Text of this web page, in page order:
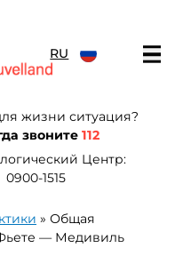
RU
жизни ситуация?
звоните112
Центр:
0900-1515
» Общая
— Медивиль